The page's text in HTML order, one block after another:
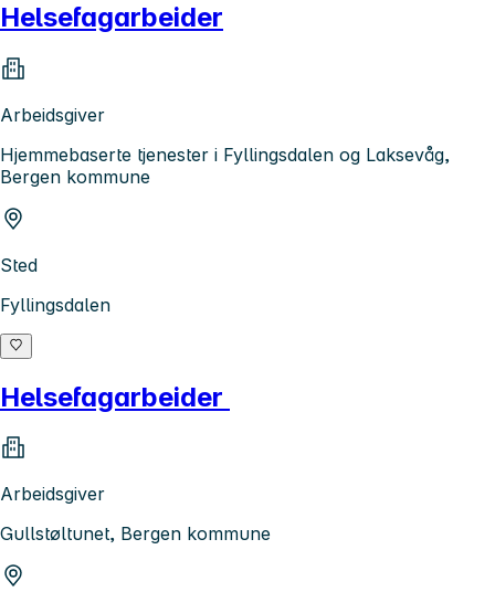
Helsefagarbeider
Arbeidsgiver
Hjemmebaserte tjenester i Fyllingsdalen og Laksevåg,
Bergen kommune
Sted
Fyllingsdalen
Helsefagarbeider
Arbeidsgiver
Gullstøltunet, Bergen kommune